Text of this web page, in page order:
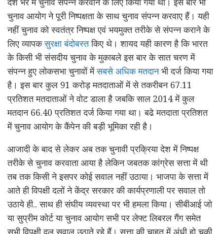
चुनाव आयोग ने पूरी निष्पक्षता के साथ चुनाव संपन्न करवाए हैं। यही
नहीं चुनाव को स्वतंत्र निष्पक्ष एवं भयमुक्त तरीके से संपन्न कराने के
लिए व्यापकसुरक्षा बंदोबस्तकिए थे। शायद यही कारण है कि भारत
के किसी भी संसदीय चुनाव के मुकाबले इस बार के सात चरण में
संपन्न हुए लोकसभा चुनावों मेंसबसे अधिक मतदानभी दर्ज किया गया
है। इस बार कुल 91 करोड़ मतदाताओं में से तकरीबन 67.11
प्रतिशत मतदाताओं ने वोट डाला है जबकि साल 2014 में कुल
मतदान 66.40 प्रतिशत दर्ज किया गया था। बढे मतदाता प्रतिशत
में चुनाव आयोग के कैंपेन की बड़ी भूमिका रही है।
आजादी के बाद से लेकर अब तक चुनावी प्रक्रिया देश में निष्पक्ष
तरीके से चुनाव करवाता आया है लेकिन जबतक कांग्रेस सत्ता में थी
तब तक किसी ने इसपर कोई सवाल नहीं उठाया। भाजपा के सत्ता में
आते ही विपक्षी दलों ने केंद्र सरकार की कार्यप्रणाली पर सवाल तो
उठाये ही.. साथ ही संघीय व्यवस्था पर भी हमला किया। सीबीआई जो
या सुप्रीम कोर्ट या चुनाव आयोग सभी पर लेफ्ट लिबरल गैंग समेत
सभी विपक्षी दल सवाल उठाते रहे हैं। सत्ता की चाहत में अंधी हो चुकी